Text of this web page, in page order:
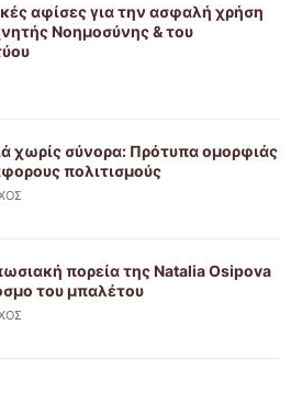
αφίσες για την ασφαλή χρήση
Νοημοσύνης & του
χωρίς σύνορα: Πρότυπα ομορφιάς
πολιτισμούς
πορεία της Natalia Osipova
του μπαλέτου